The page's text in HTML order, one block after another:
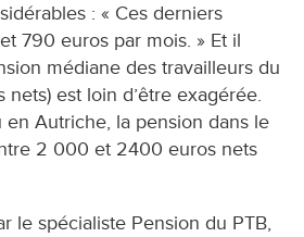
: « Ces derniers
790 euros par mois. » Et il
médiane des travailleurs du
est loin d’être exagérée.
Autriche, la pension dans le
2 000 et 2400 euros nets
le spécialiste Pension du PTB,